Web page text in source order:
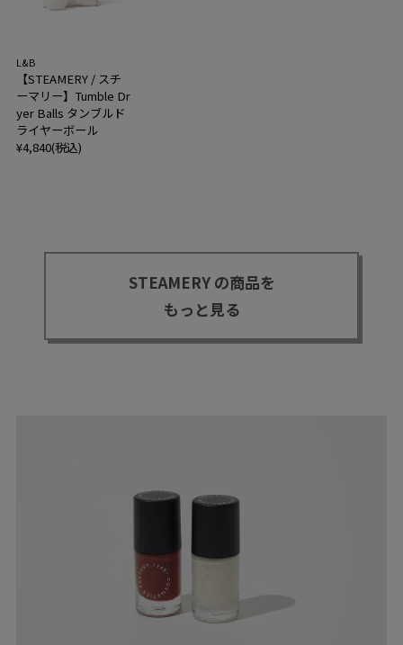
L&B
【STEAMERY / スチ
ーマリー】Tumble Dr
yer Balls タンブルド
ライヤーボール
¥4,840(税込)
STEAMERY の商品を
もっと見る